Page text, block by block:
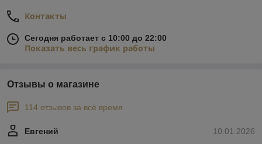
Контакты
Сегодня работает с 10:00 до 22:00
Показать весь график работы
Отзывы о магазине
114 отзывов за всё время
10.01.2026
Евгений